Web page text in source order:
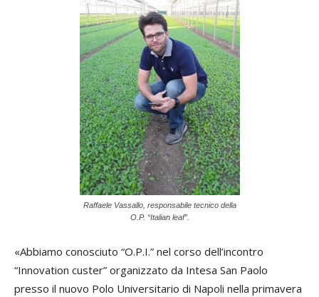
Raffaele Vassallo, responsabile tecnico della
O.P. “Italian leaf”.
«Abbiamo conosciuto “O.P.I.” nel corso dell’incontro
“Innovation custer” organizzato da Intesa San Paolo
presso il nuovo Polo Universitario di Napoli nella primavera